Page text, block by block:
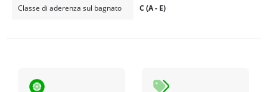
Classe di aderenza sul bagnato C (A - E)